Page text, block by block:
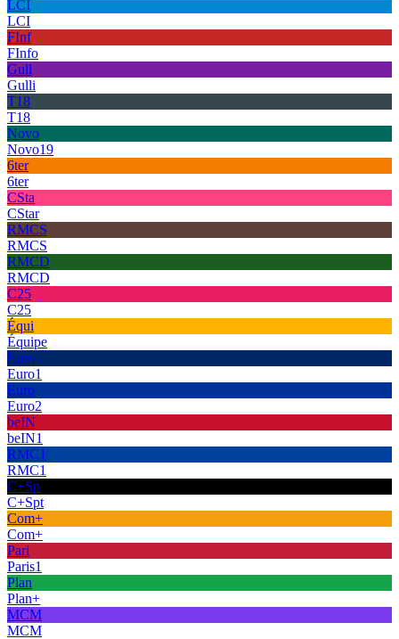
LCI
LCI
FInf
FInfo
Gull
Gulli
T18
T18
Novo
Novo19
6ter
6ter
CSta
CStar
RMCS
RMCS
RMCD
RMCD
C25
C25
Équi
Équipe
Euro
Euro1
Euro
Euro2
beIN
beIN1
RMC1
RMC1
C+Sp
C+Spt
Com+
Com+
Pari
Paris1
Plan
Plan+
MCM
MCM